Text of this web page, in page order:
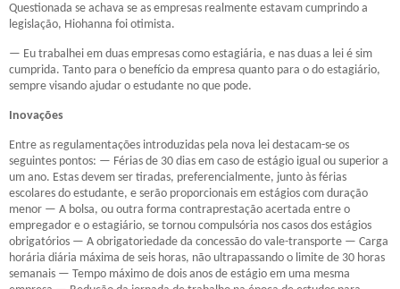
Questionada se achava se as empresas realmente estavam cumprindo a
legislação, Hiohanna foi otimista.
— Eu trabalhei em duas empresas como estagiária, e nas duas a lei é sim
cumprida. Tanto para o benefício da empresa quanto para o do estagiário,
sempre visando ajudar o estudante no que pode.
Inovações
Entre as regulamentações introduzidas pela nova lei destacam-se os
seguintes pontos: — Férias de 30 dias em caso de estágio igual ou superior a
um ano. Estas devem ser tiradas, preferencialmente, junto às férias
escolares do estudante, e serão proporcionais em estágios com duração
menor — A bolsa, ou outra forma contraprestação acertada entre o
empregador e o estagiário, se tornou compulsória nos casos dos estágios
obrigatórios — A obrigatoriedade da concessão do vale-transporte — Carga
horária diária máxima de seis horas, não ultrapassando o limite de 30 horas
semanais — Tempo máximo de dois anos de estágio em uma mesma